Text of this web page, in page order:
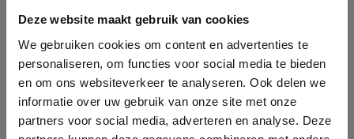
Deze website maakt gebruik van cookies
We gebruiken cookies om content en advertenties te
personaliseren, om functies voor social media te bieden
en om ons websiteverkeer te analyseren. Ook delen we
informatie over uw gebruik van onze site met onze
partners voor social media, adverteren en analyse. Deze
This Cookie Banner was deleted and is no
longer working. Please contact the website
administrator.
Deze website gebruikt cookies om de
gebruikerservaring te verbeteren. Door
gebruik te maken van onze website geeft u
toestemming voor alle cookies in
overeenstemming met ons cookiebeleid.Lees
verder